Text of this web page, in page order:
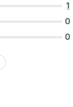
1
0
0